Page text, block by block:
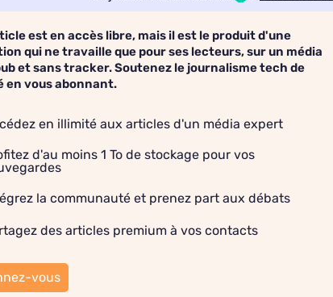
est en accès libre, mais il est le produit d'une
qui ne travaille que pour ses lecteurs, sur un média
et sans tracker. Soutenez le journalisme tech de
en vous abonnant.
en illimité aux articles d'un média expert
d'au moins 1 To de stockage pour vos
la communauté et prenez part aux débats
des articles premium à vos contacts
vous